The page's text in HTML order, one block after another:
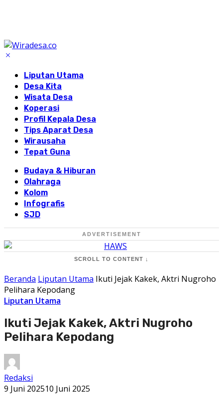
Liputan Utama
Desa Kita
Wisata Desa
Koperasi
Profil Kepala Desa
Tips Aparat Desa
Wirausaha
Tepat Guna
Budaya & Hiburan
Olahraga
Kolom
Infografis
SJD
ADVERTISEMENT
SCROLL TO CONTENT ↓
Beranda Liputan Utama Ikuti Jejak Kakek, Aktri Nugroho
Pelihara Kepodang
Liputan Utama
Ikuti Jejak Kakek, Aktri Nugroho
Pelihara Kepodang
Redaksi
9 Juni 202510 Juni 2025